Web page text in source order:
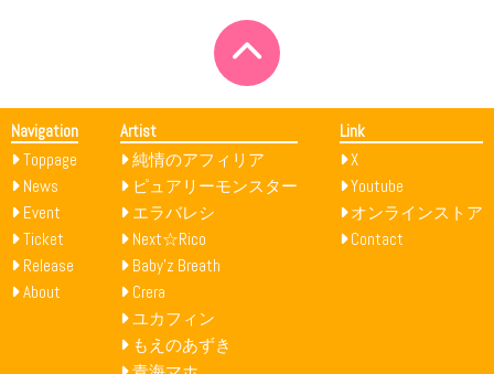
Navigation
Toppage
News
Event
Ticket
Release
About
Artist
純情のアフィリア
ピュアリーモンスター
エラバレシ
Next☆Rico
Baby’z Breath
Crera
ユカフィン
もえのあずき
Link
X
Youtube
オンラインストア
Contact